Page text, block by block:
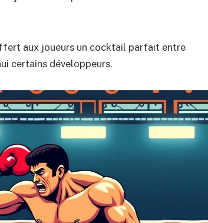
aux joueurs un cocktail parfait entre
certains développeurs.